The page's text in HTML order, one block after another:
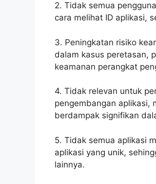
2. Tidak semua
cara melihat ID aplikasi,
3. Peningkatan risiko
dalam kasus peretasan,
keamanan perangkat
4. Tidak relevan untuk
pengembangan aplikasi,
berdampak signifikan
5. Tidak semua aplikasi
aplikasi yang unik,
lainnya.